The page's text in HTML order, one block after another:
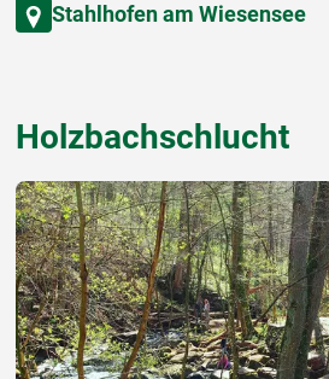
Stahlhofen am Wiesensee
Holzbachschlucht